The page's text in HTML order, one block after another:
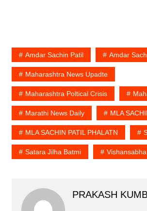
Amdar Sachin Patil Amdar
Maharashtra News Upadte
Maharashtra Poltical Crisis
Marathi News Daily MLA
MLA SACHIN PATIL PHALATN
Satara Jilha Batmi Vishansabha
PRAKASH